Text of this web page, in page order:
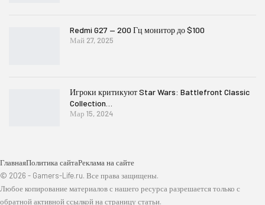
Redmi G27 — 200 Гц монитор до $100
Май 27, 2025
Игроки критикуют Star Wars: Battlefront Classic
Collection…
Мар 15, 2024
ГлавнаяПолитика сайтаРеклама на сайте
© 2026 - Gamers-Life.ru. Все права защищены.
Любое копирование материалов с нашего ресурса разрешается только с
обратной активной ссылкой на страницу статьи.